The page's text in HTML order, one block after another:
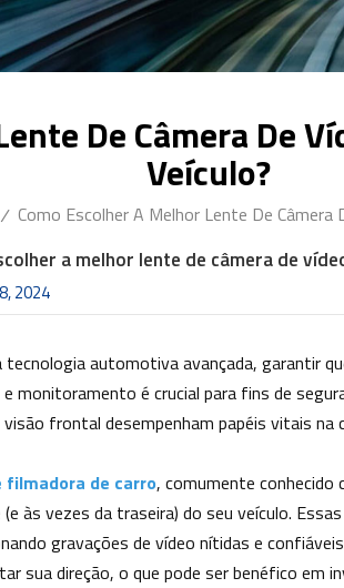
De Câmera De
Veículo?
/ Como Escolher A Melhor Lente De Câmera
a melhor lente de câmera de
2024
tecnologia automotiva avançada, garantir
monitoramento é crucial para fins de
frontal desempenham papéis vitais na
filmadora de carro, comumente conhecido
às vezes da traseira) do seu veículo.
gravações de vídeo nítidas e
sua direção, o que pode ser benéfico em